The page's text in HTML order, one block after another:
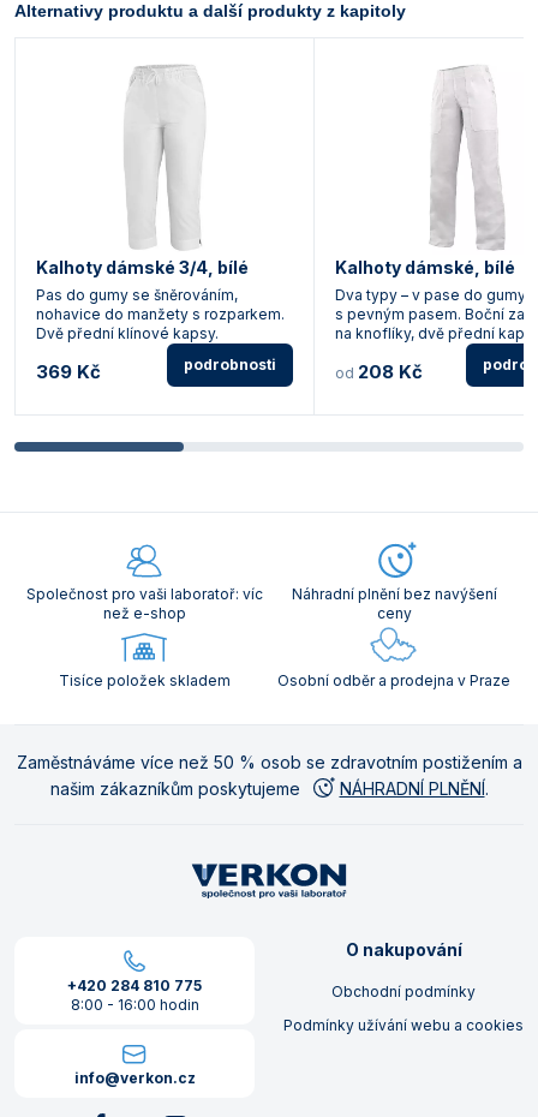
Alternativy produktu a další produkty z kapitoly
Kalhoty dámské 3/4, bílé
Pas do gumy se šněrováním,
nohavice do manžety s rozparkem.
Dvě přední klínové kapsy.
369 Kč podrobnosti
Kalhoty dámské, bílé
Dva typy – v pase do gumy
s pevným pasem. Boční
na knoflíky, dvě přední
od 208 Kč
Společnost pro vaši laboratoř: víc
než e-shop
Náhradní plnění bez navýšení
ceny
Tisíce položek skladem Osobní odběr a prodejna v Praze
Zaměstnáváme více než 50 % osob se zdravotním postižením a
našim zákazníkům poskytujeme
NÁHRADNÍ PLNĚNÍ.
+420 284 810 775
8:00 - 16:00 hodin
info@verkon.cz
O nakupování
Obchodní podmínky
Podmínky užívání webu a cookies